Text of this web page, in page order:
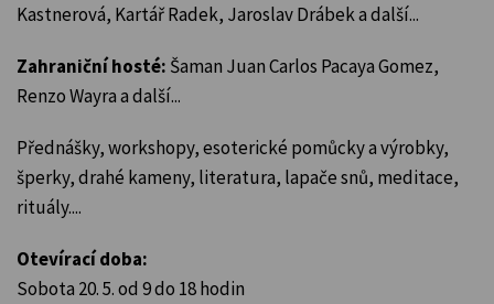
Kastnerová, Kartář Radek, Jaroslav Drábek a další...
Zahraniční hosté: Šaman Juan Carlos Pacaya Gomez,
Renzo Wayra a další...
Přednášky, workshopy, esoterické pomůcky a výrobky,
šperky, drahé kameny, literatura, lapače snů, meditace,
rituály....
Otevírací doba:
Sobota 20. 5. od 9 do 18 hodin